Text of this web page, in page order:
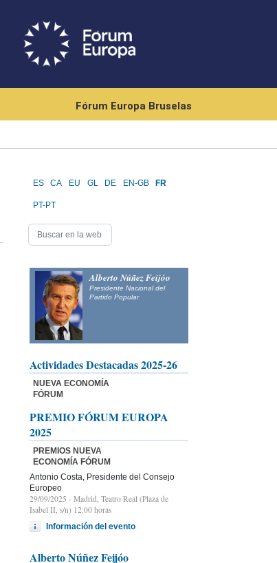
Fórum Europa Bruselas
ES CA EU GL DE EN-GB FR
PT-PT
Alberto Núñez Feijóo
Presidente Nacional del
Partido Popular
Actividades Destacadas 2025-26
NUEVA ECONOMÍA
FÓRUM
PREMIO FÓRUM EUROPA
2025
PREMIOS NUEVA
ECONOMÍA FÓRUM
Antonio Costa, Presidente del Consejo
Europeo
29/09/2025 - Madrid, Teatro Real (Plaza de
Isabel II, s/n) 12:00 horas
Información del evento
Alberto Núñez Feijóo